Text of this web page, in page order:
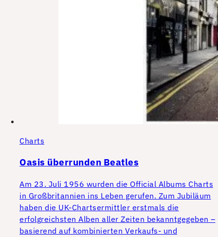
Charts
Oasis überrunden Beatles
Am 23. Juli 1956 wurden die Official Albums Charts
in Großbritannien ins Leben gerufen. Zum Jubiläum
haben die UK-Chartsermittler erstmals die
erfolgreichsten Alben aller Zeiten bekanntgegeben –
basierend auf kombinierten Verkaufs- und